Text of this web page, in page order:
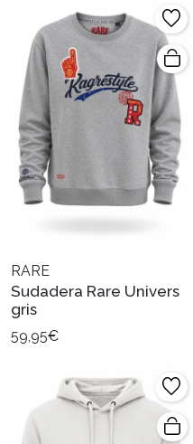
RARE
Sudadera Rare Univers
gris
59,95€